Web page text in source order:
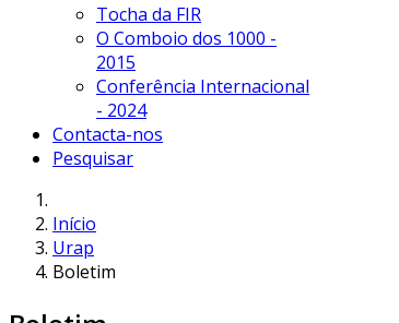
Tocha da FIR
O Comboio dos 1000 -
2015
Conferência Internacional
- 2024
Contacta-nos
Pesquisar
Início
Urap
Boletim